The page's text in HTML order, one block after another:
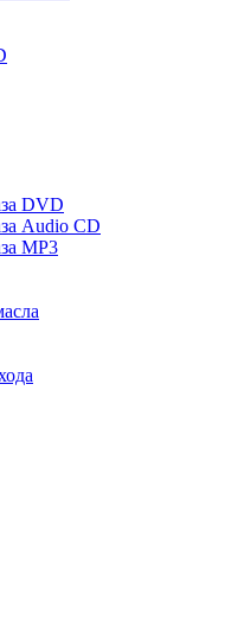
DVD
Audio CD
MP3